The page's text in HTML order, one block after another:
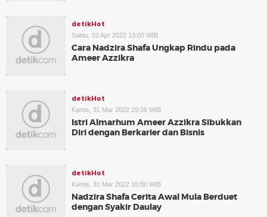
detikHot
Sabtu, 02 Apr 2022 13:00 WIB
Cara Nadzira Shafa Ungkap Rindu pada
Ameer Azzikra
detikHot
Kamis, 31 Mar 2022 19:36 WIB
Istri Almarhum Ameer Azzikra Sibukkan
Diri dengan Berkarier dan Bisnis
detikHot
Kamis, 31 Mar 2022 16:00 WIB
Nadzira Shafa Cerita Awal Mula Berduet
dengan Syakir Daulay